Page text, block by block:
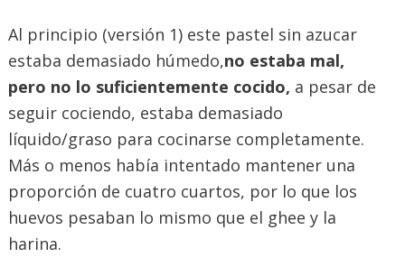
Al principio (versión 1) este pastel sin azucar
estaba demasiado húmedo,no estaba mal,
pero no lo suficientemente cocido, a pesar de
seguir cociendo, estaba demasiado
líquido/graso para cocinarse completamente.
Más o menos había intentado mantener una
proporción de cuatro cuartos, por lo que los
huevos pesaban lo mismo que el ghee y la
harina.